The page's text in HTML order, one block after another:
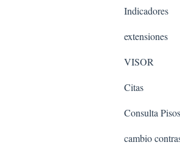
Indicadores
extensiones
VISOR
Citas
Consulta Pisos
cambio